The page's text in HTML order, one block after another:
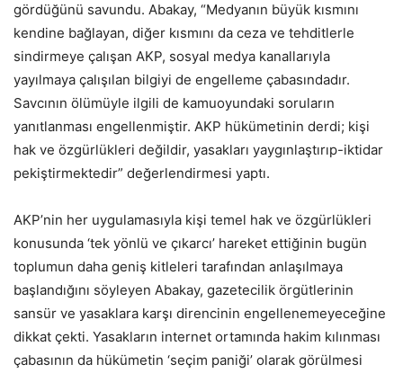
gördüğünü savundu. Abakay, “Medyanın büyük kısmını
kendine bağlayan, diğer kısmını da ceza ve tehditlerle
sindirmeye çalışan AKP, sosyal medya kanallarıyla
yayılmaya çalışılan bilgiyi de engelleme çabasındadır.
Savcının ölümüyle ilgili de kamuoyundaki soruların
yanıtlanması engellenmiştir. AKP hükümetinin derdi; kişi
hak ve özgürlükleri değildir, yasakları yaygınlaştırıp-iktidar
pekiştirmektedir” değerlendirmesi yaptı.
AKP’nin her uygulamasıyla kişi temel hak ve özgürlükleri
konusunda ‘tek yönlü ve çıkarcı’ hareket ettiğinin bugün
toplumun daha geniş kitleleri tarafından anlaşılmaya
başlandığını söyleyen Abakay, gazetecilik örgütlerinin
sansür ve yasaklara karşı direncinin engellenemeyeceğine
dikkat çekti. Yasakların internet ortamında hakim kılınması
çabasının da hükümetin ‘seçim paniği’ olarak görülmesi